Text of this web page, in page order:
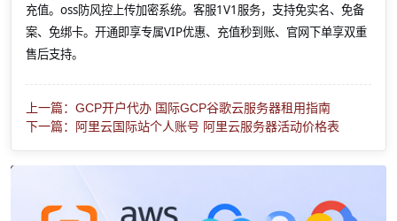
充值。oss防风控上传加密系统。客服1V1服务，支持免实名、免备
案、免绑卡。开通即享专属VIP优惠、充值秒到账、官网下单享双重
售后支持。
上一篇：GCP开户代办 国际GCP谷歌云服务器租用指南
下一篇：阿里云国际站个人账号 阿里云服务器活动价格表